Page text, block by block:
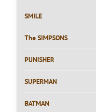
SMILE
The SIMPSONS
PUNISHER
SUPERMAN
BATMAN